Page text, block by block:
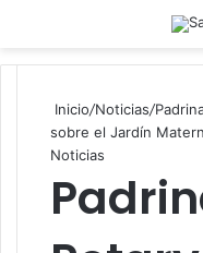
Inicio/Noticias/
sobre el Jardín
Noticias